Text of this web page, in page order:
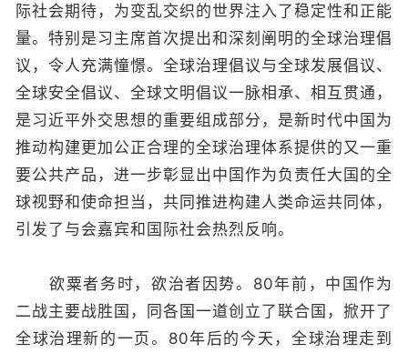
际社会期待，为变乱交织的世界注入了稳定性和正能
量。特别是习主席首次提出和深刻阐明的全球治理倡
议，令人充满憧憬。全球治理倡议与全球发展倡议、
全球安全倡议、全球文明倡议一脉相承、相互贯通，
是习近平外交思想的重要组成部分，是新时代中国为
推动构建更加公正合理的全球治理体系提供的又一重
要公共产品，进一步彰显出中国作为负责任大国的全
球视野和使命担当，共同推进构建人类命运共同体，
引发了与会嘉宾和国际社会热烈反响。
欲粟者务时，欲治者因势。80年前，中国作为
二战主要战胜国，同各国一道创立了联合国，掀开了
全球治理新的一页。80年后的今天，全球治理走到